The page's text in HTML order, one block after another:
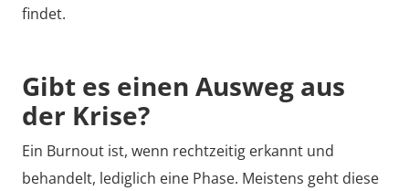
findet.
Gibt es einen Ausweg aus
der Krise?
Ein Burnout ist, wenn rechtzeitig erkannt und
behandelt, lediglich eine Phase. Meistens geht diese